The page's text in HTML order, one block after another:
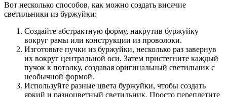
Вот несколько способов, как можно создать висячие
светильники из буржуйки:
Создайте абстрактную форму, накрутив буржуйку
вокруг рамы или конструкции из проволоки.
Изготовьте пучки из буржуйки, несколько раз завернув
их вокруг центральной оси. Затем пристегните каждый
пучок к потолку, создавая оригинальный светильник с
необычной формой.
Используйте разные цвета буржуйки, чтобы создать
яркий и разноцветный светильник. Просто переплетите